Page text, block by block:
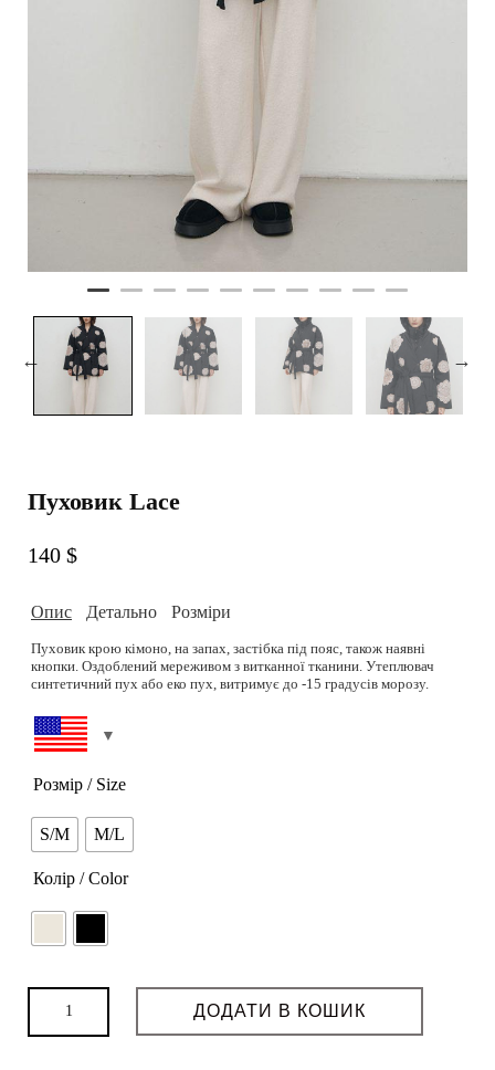
Пуховик Lace
140 $
Опис Детально Розміри
Пуховик крою кімоно, на запах, застібка під пояс, також наявні
кнопки. Оздоблений мереживом з витканної тканини. Утеплювач
синтетичний пух або еко пух, витримує до -15 градусів морозу.
Склад: Матеріал верх: 100% нейлон з мембраною, не
промокає;Підкладка: 80% віскоза, 20% поліестер;
Наповнювач: 100% синтетичний пух.
Догляд: Делікатне прання при режимі 30/40 градусів. Плащову
при середній температурі.
Підібрати розмір можливо на сторінці
РОЗМІРНА СІТКА
Можливість дошиву: так
Термін пошиву (днів): 3-4
Розмір / Size
S/M M/L
Колір / Color
Пуховик
Lace
ДОДАТИ В КОШИК